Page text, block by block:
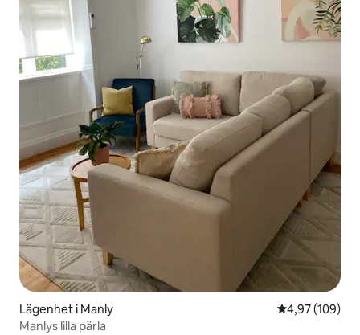
Lägenhet i Manly 4,97 av 5 i
4,97 (109)
Manlys lilla pärla